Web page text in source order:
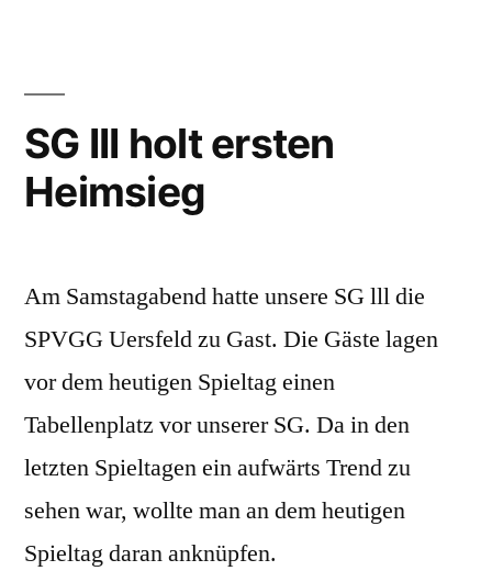
Uersfeld
SG III holt ersten
Heimsieg
Am Samstagabend hatte unsere SG lll die
SPVGG Uersfeld zu Gast. Die Gäste lagen
vor dem heutigen Spieltag einen
Tabellenplatz vor unserer SG. Da in den
letzten Spieltagen ein aufwärts Trend zu
sehen war, wollte man an dem heutigen
Spieltag daran anknüpfen.